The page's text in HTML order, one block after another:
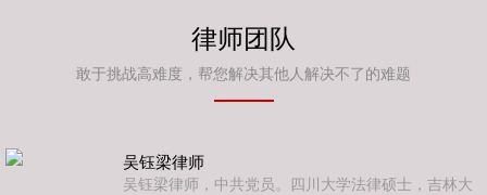
律师团队
敢于挑战高难度，帮您解决其他人解决不了的难题
吴钰梁律师
吴钰梁律师，中共党员。四川大学法律硕士，吉林大